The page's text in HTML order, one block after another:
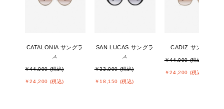
CATALONIA サングラ
ス
￥44,000 (税込)
￥24,200 (税込)
SAN LUCAS サングラ
ス
￥33,000 (税込)
￥18,150 (税込)
CADIZ サングラス
￥44,000 (税込)
￥24,200 (税込)